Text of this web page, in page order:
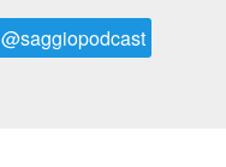
@saggiopodcast